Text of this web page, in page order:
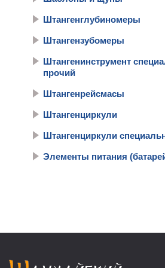
Штангенглубиномеры
Штангензубомеры
Штангенинструмент
прочий
Штангенрейсмасы
Штангенциркули
Штангенциркули
Элементы питания